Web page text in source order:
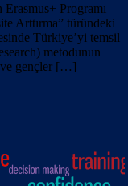
Programı
Arttırma” türündeki
Türkiye’yi temsil
metodunun
ve gençler […]